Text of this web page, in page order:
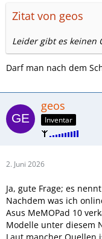
Zitat von geos
Leider gibt es keinen
Darf man nach dem
geos
Inventar
2. Juni 2026
Ja, gute Frage; es
Nachdem was ich
Asus MeMOPad 10
Modelle unter diesem
Laut mancher Quellen